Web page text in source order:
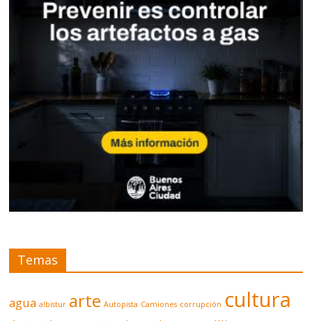
Temas
agua albistur arte Autopista Camiones corrupción cultura